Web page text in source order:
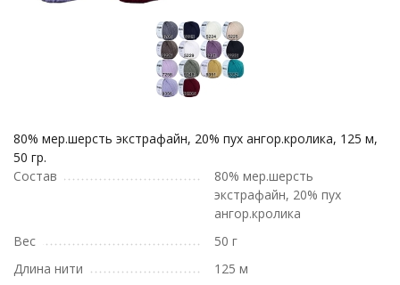
80% мер.шерсть экстрафайн, 20% пух ангор.кролика, 125 м,
50 гр.
Состав
80% мер.шерсть
экстрафайн, 20% пух
ангор.кролика
Вес
50 г
Длина нити
125 м